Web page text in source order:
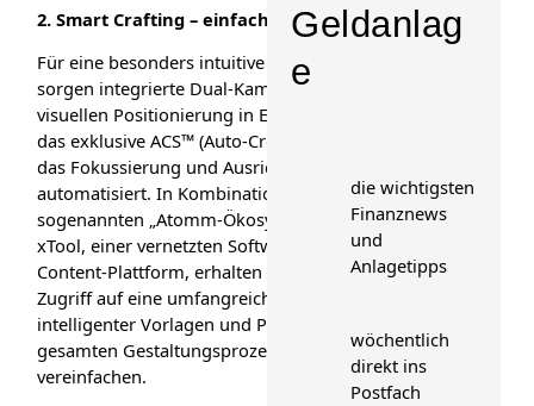
2. Smart Crafting – einfach und intuitiv
Für eine besonders intuitive Nutzung
sorgen integrierte Dual-Kameras zur
visuellen Positionierung in Echtzeit sowie
das exklusive ACS™ (Auto-Creation System),
das Fokussierung und Ausrichtung
automatisiert. In Kombination mit dem
sogenannten „Atomm-Ökosystem“ von
xTool, einer vernetzten Software- und
Content-Plattform, erhalten Nutzende
Zugriff auf eine umfangreiche Bibliothek
intelligenter Vorlagen und Presets, die den
gesamten Gestaltungsprozess deutlich
vereinfachen.
Geldanlag
e
die wichtigsten
Finanznews
und
Anlagetipps
wöchentlich
direkt ins
Postfach